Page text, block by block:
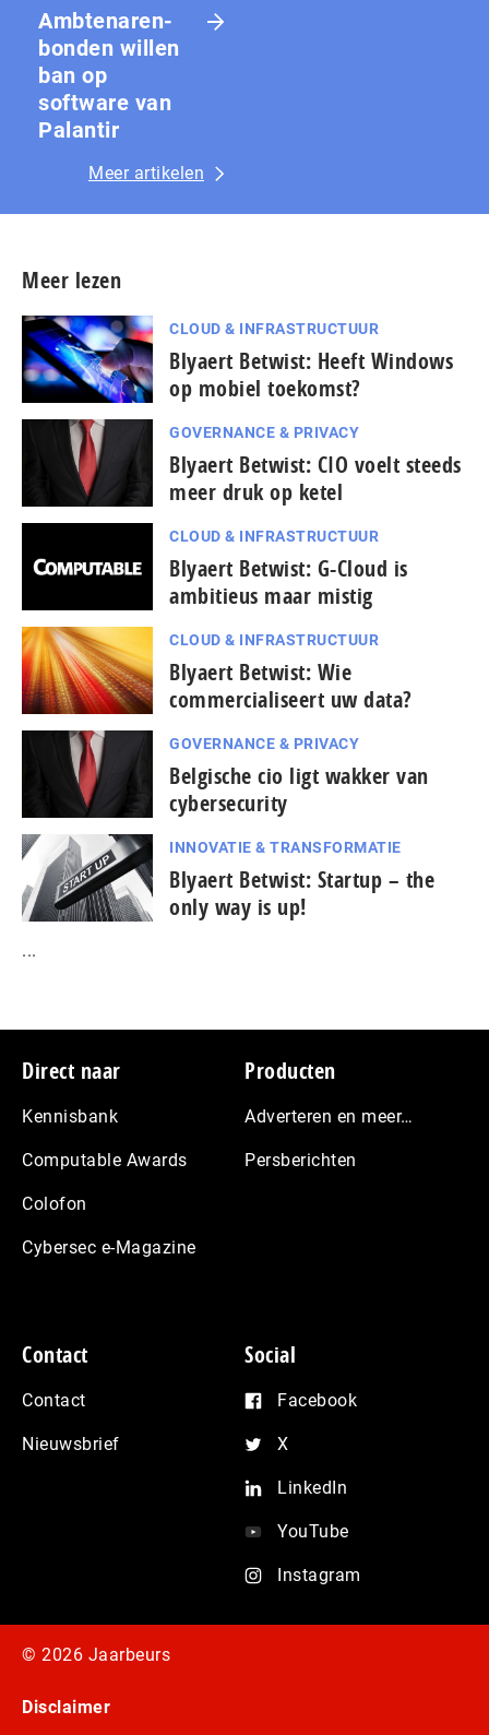
Amb­te­na­ren­
bon­den willen
ban op
software van
Palantir
Meer artikelen
Meer lezen
CLOUD & INFRASTRUCTUUR
Blyaert Betwist: Heeft Windows
op mobiel toekomst?
GOVERNANCE & PRIVACY
Blyaert Betwist: CIO voelt steeds
meer druk op ketel
CLOUD & INFRASTRUCTUUR
Blyaert Betwist: G-Cloud is
ambitieus maar mistig
CLOUD & INFRASTRUCTUUR
Blyaert Betwist: Wie
commercialiseert uw data?
GOVERNANCE & PRIVACY
Belgische cio ligt wakker van
cybersecurity
INNOVATIE & TRANSFORMATIE
Blyaert Betwist: Startup – the
only way is up!
...
Footer
Direct naar
Kennisbank
Computable Awards
Colofon
Cybersec e-Magazine
Producten
Adverteren en meer…
Persberichten
Contact
Contact
Nieuwsbrief
Social
Facebook
X
LinkedIn
YouTube
Instagram
© 2026 Jaarbeurs
Disclaimer